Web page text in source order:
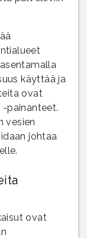
käyttää ja
ovat
painanteet.
vesien
johtaa
ovat